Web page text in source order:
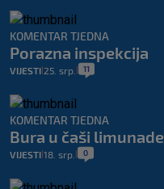
KOMENTAR TJEDNA
Porazna inspekcija
VIJESTI 25. srp. 11
KOMENTAR TJEDNA
Bura u čaši limunade
VIJESTI 18. srp. 0